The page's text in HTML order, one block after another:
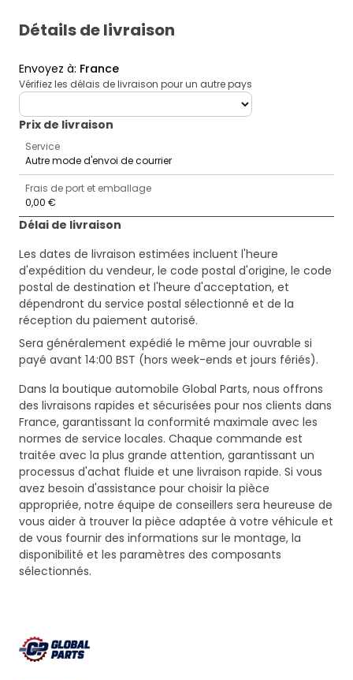
Détails de livraison
Envoyez à: France
Vérifiez les délais de livraison pour un autre pays
deliveryCountry
Prix ​​de livraison
Service
Autre mode d'envoi de courrier
Frais de port et emballage
0,00 €
Délai de livraison
Les dates de livraison estimées incluent l'heure
d'expédition du vendeur, le code postal d'origine, le code
postal de destination et l'heure d'acceptation, et
dépendront du service postal sélectionné et de la
réception du paiement autorisé.
Sera généralement expédié le même jour ouvrable si
payé avant 14:00 BST (hors week-ends et jours fériés).
Dans la boutique automobile Global Parts, nous offrons
des livraisons rapides et sécurisées pour nos clients dans
France, garantissant la conformité maximale avec les
normes de service locales. Chaque commande est
traitée avec la plus grande attention, garantissant un
processus d'achat fluide et une livraison rapide. Si vous
avez besoin d'assistance pour choisir la pièce
appropriée, notre équipe de conseillers sera heureuse de
vous aider à trouver la pièce adaptée à votre véhicule et
de vous fournir des informations sur le montage, la
disponibilité et les paramètres des composants
sélectionnés.